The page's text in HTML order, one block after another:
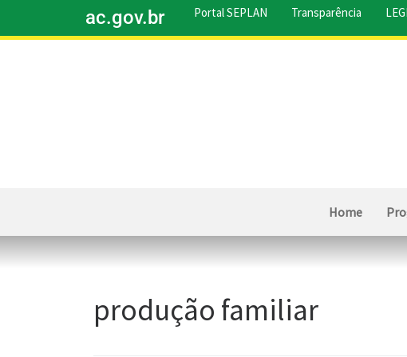
ac.gov.br Portal SEPLAN Transparência
Home
produção familiar